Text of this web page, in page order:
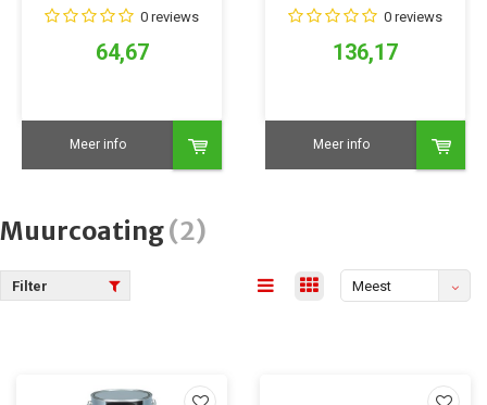
0 reviews
64,67
Meer info
0 reviews
136,17
Meer info
Muurcoating(2)
Filter
Meest